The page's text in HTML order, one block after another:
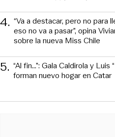
4. “Va a destacar, pero no para
eso no va a pasar”, opina
sobre la nueva Miss Chile
5. “Al fin…”: Gala Caldirola y Luis
forman nuevo hogar en Catar